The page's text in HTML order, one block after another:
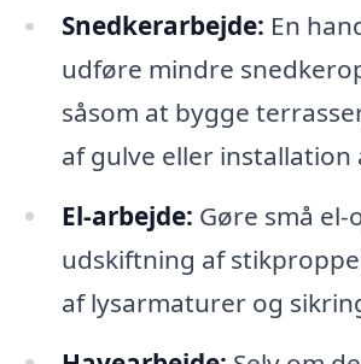
Snedkerarbejde: En
udføre mindre
såsom at bygge
af gulve eller installation
El-arbejde: Gøre små
udskiftning af
af lysarmaturer og